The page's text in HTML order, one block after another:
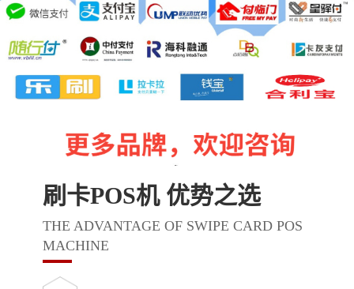
刷卡POS机 优势之选
THE ADVANTAGE OF SWIPE CARD POS
MACHINE